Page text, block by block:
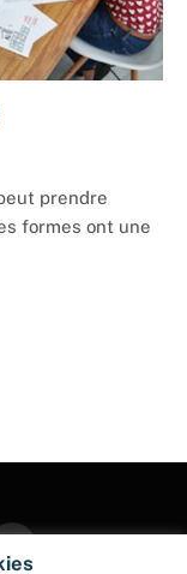
prendre
formes ont une
Pinterest